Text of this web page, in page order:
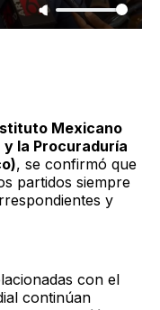
Mexicano
y la Procuraduría
, se confirmó que
partidos siempre
y
con el
continúan